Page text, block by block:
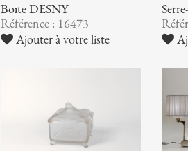
Boîte DESNY
Référence : 16473
Ajouter à votre liste